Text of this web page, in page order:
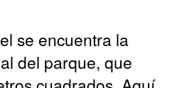
se encuentra la
del parque, que